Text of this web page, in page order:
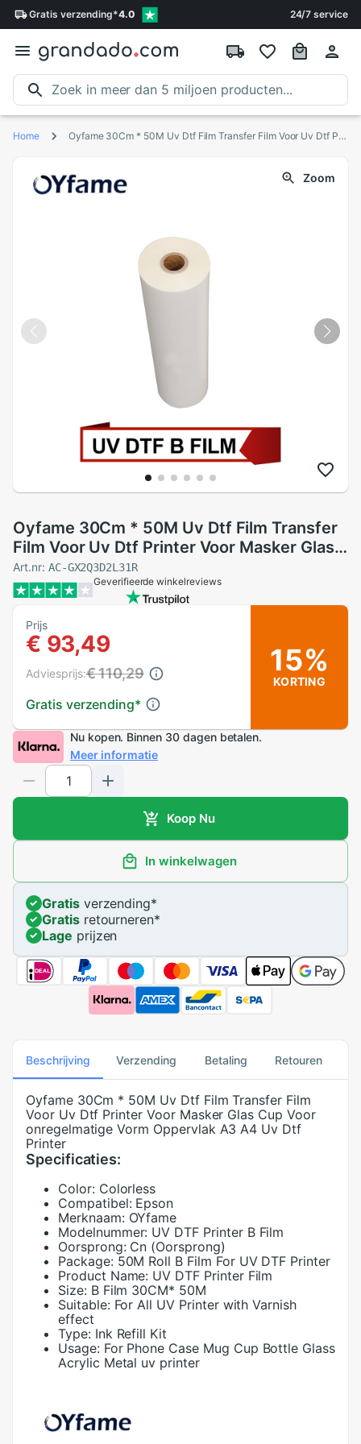
Gratis verzending*4.0 24/7 service
Home Oyfame 30Cm * 50M Uv Dtf Film Transfer Film Voor Uv Dtf Printer Voor Masker Glas Cup Voor onregelmatige Vorm Oppervlak A3 A4 Uv Dtf Printer
Zoom
Oyfame 30Cm * 50M Uv Dtf Film Transfer
Film Voor Uv Dtf Printer Voor Masker Glas
Cup Voor onregelmatige Vorm Oppervlak
A3 A4 Uv Dtf Printer
Art.nr: AC-GX2Q3D2L31R
Geverifieerde winkelreviews
Prijs
€ 93,49
Gratis verzending*
Adviesprijs:€ 110,29 15%
KORTING
Nu kopen. Binnen 30 dagen betalen.
Meer informatie
Koop Nu
In winkelwagen
Gratisverzending*
Gratisretourneren*
Lage prijzen
Beschrijving Verzending Betaling Retouren
Oyfame 30Cm * 50M Uv Dtf Film Transfer Film
Voor Uv Dtf Printer Voor Masker Glas Cup Voor
onregelmatige Vorm Oppervlak A3 A4 Uv Dtf
Printer
Specificaties:
Color: Colorless
Compatibel: Epson
Merknaam: OYfame
Modelnummer: UV DTF Printer B Film
Oorsprong: Cn (Oorsprong)
Package: 50M Roll B Film For UV DTF Printer
Product Name: UV DTF Printer Film
Size: B Film 30CM* 50M
Suitable: For All UV Printer with Varnish
effect
Type: Ink Refill Kit
Usage: For Phone Case Mug Cup Bottle Glass
Acrylic Metal uv printer